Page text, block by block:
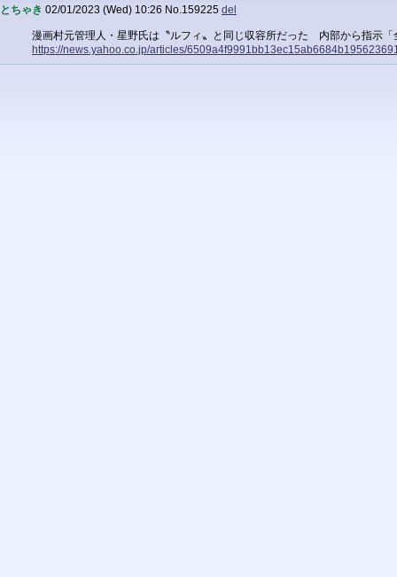
とちゃき 02/01/2023 (Wed) 10:26 No.159225 del
漫画村元管理人・星野氏は〝ルフィ〟と同じ収容所だった 内部から指示「
https://news.yahoo.co.jp/articles/